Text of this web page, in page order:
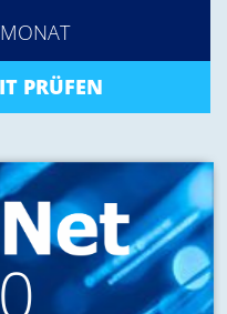
PRÜFEN